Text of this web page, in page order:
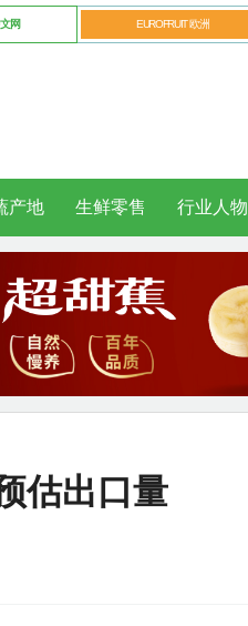
网 EUROFRUIT 欧洲
产地 生鲜零售 行业人物
估出口量